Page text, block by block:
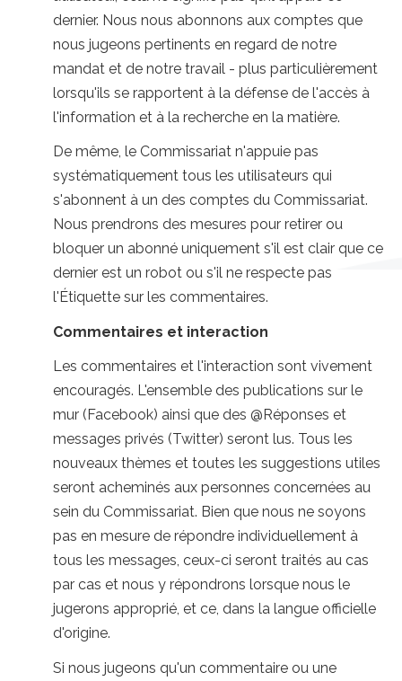
dernier. Nous nous abonnons aux comptes que
nous jugeons pertinents en regard de notre
mandat et de notre travail - plus particulièrement
lorsqu'ils se rapportent à la défense de l'accès à
l'information et à la recherche en la matière.
De même, le Commissariat n'appuie pas
systématiquement tous les utilisateurs qui
s'abonnent à un des comptes du Commissariat.
Nous prendrons des mesures pour retirer ou
bloquer un abonné uniquement s'il est clair que ce
dernier est un robot ou s'il ne respecte pas
l'Étiquette sur les commentaires.
Commentaires et interaction
Les commentaires et l'interaction sont vivement
encouragés. L'ensemble des publications sur le
mur (Facebook) ainsi que des @Réponses et
messages privés (Twitter) seront lus. Tous les
nouveaux thèmes et toutes les suggestions utiles
seront acheminés aux personnes concernées au
sein du Commissariat. Bien que nous ne soyons
pas en mesure de répondre individuellement à
tous les messages, ceux-ci seront traités au cas
par cas et nous y répondrons lorsque nous le
jugerons approprié, et ce, dans la langue officielle
d'origine.
Si nous jugeons qu'un commentaire ou une